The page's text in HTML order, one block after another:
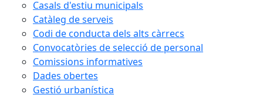
Casals d'estiu municipals
Catàleg de serveis
Codi de conducta dels alts càrrecs
Convocatòries de selecció de personal
Comissions informatives
Dades obertes
Gestió urbanística